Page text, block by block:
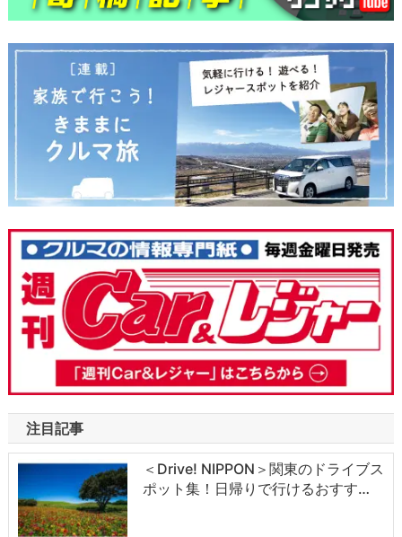
注目記事
＜Drive! NIPPON＞関東のドライブス
ポット集！日帰りで行けるおすす…